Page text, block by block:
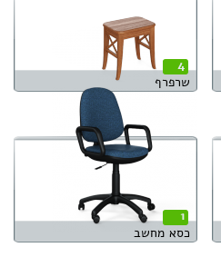
4
שרפרף
1
כסא מחשב